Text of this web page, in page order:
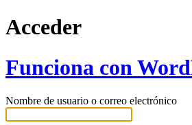
Acceder
Funciona con
Nombre de usuario o correo electrónico